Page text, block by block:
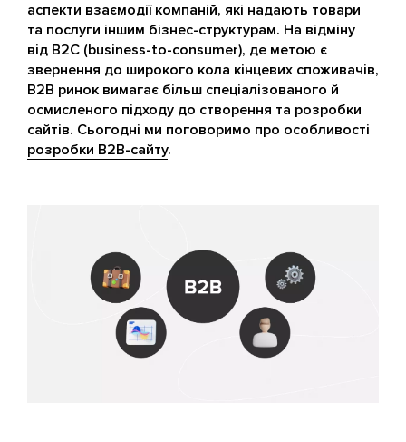
аспекти взаємодії компаній, які надають товари
та послуги іншим бізнес-структурам. На відміну
від B2C (business-to-consumer), де метою є
звернення до широкого кола кінцевих споживачів,
B2B ринок вимагає більш спеціалізованого й
осмисленого підходу до створення та розробки
сайтів. Сьогодні ми поговоримо про особливості
розробки B2B-сайту.